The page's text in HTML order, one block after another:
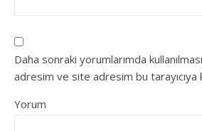
Daha sonraki yorumlarımda
adresim ve site adresim bu tarayıcıya
Yorum